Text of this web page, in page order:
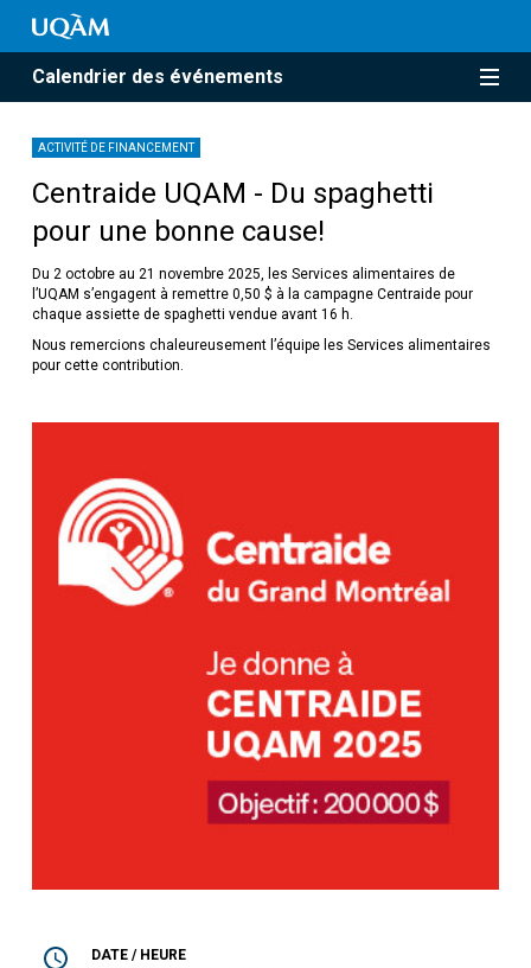
Calendrier des événements
ACTIVITÉ DE FINANCEMENT
Centraide UQAM - Du spaghetti
pour une bonne cause!
Du 2 octobre au 21 novembre 2025, les Services alimentaires de
l’UQAM s’engagent à remettre 0,50 $ à la campagne Centraide pour
chaque assiette de spaghetti vendue avant 16 h.
Nous remercions chaleureusement l’équipe les Services alimentaires
pour cette contribution.
DATE / HEURE